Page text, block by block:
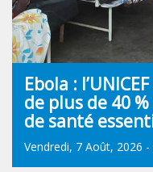
Ebola :
de plus de 40
de santé
Vendredi, 7 Août, 2026 -